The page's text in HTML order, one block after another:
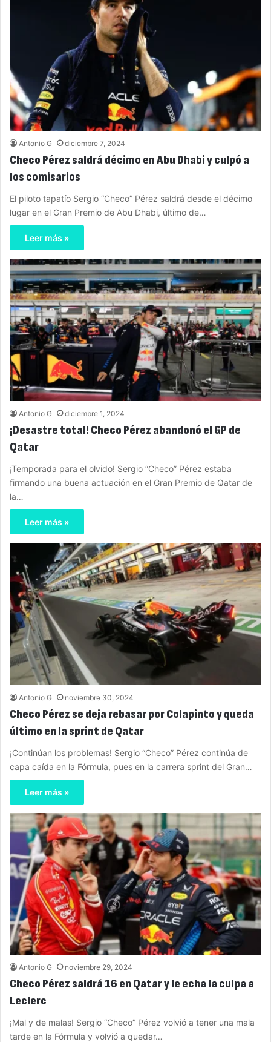
Antonio G diciembre 7, 2024
Checo Pérez saldrá décimo en Abu Dhabi y culpó a
los comisarios
El piloto tapatío Sergio “Checo” Pérez saldrá desde el décimo
lugar en el Gran Premio de Abu Dhabi, último de…
Leer más »
Antonio G diciembre 1, 2024
¡Desastre total! Checo Pérez abandonó el GP de
Qatar
¡Temporada para el olvido! Sergio “Checo” Pérez estaba
firmando una buena actuación en el Gran Premio de Qatar de
la…
Leer más »
Antonio G noviembre 30, 2024
Checo Pérez se deja rebasar por Colapinto y queda
último en la sprint de Qatar
¡Continúan los problemas! Sergio “Checo” Pérez continúa de
capa caída en la Fórmula, pues en la carrera sprint del Gran…
Leer más »
Antonio G noviembre 29, 2024
Checo Pérez saldrá 16 en Qatar y le echa la culpa a
Leclerc
¡Mal y de malas! Sergio “Checo” Pérez volvió a tener una mala
tarde en la Fórmula y volvió a quedar…